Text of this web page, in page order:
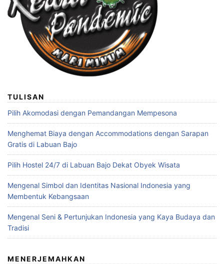
TULISAN
Pilih Akomodasi dengan Pemandangan Mempesona
Menghemat Biaya dengan Accommodations dengan Sarapan
Gratis di Labuan Bajo
Pilih Hostel 24/7 di Labuan Bajo Dekat Obyek Wisata
Mengenal Simbol dan Identitas Nasional Indonesia yang
Membentuk Kebangsaan
Mengenal Seni & Pertunjukan Indonesia yang Kaya Budaya dan
Tradisi
MENERJEMAHKAN